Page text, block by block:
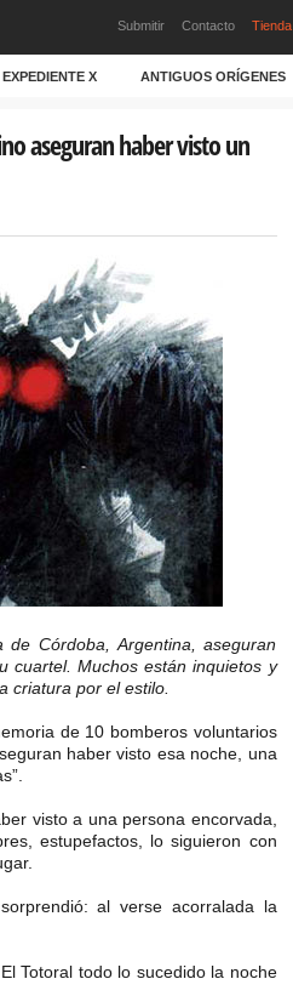
Submitir Contacto Tienda
EXPEDIENTE X ANTIGUOS ORÍGENES
aseguran haber visto un
Córdoba, Argentina, aseguran
cuartel. Muchos están inquietos y
criatura por el estilo.
de 10 bomberos voluntarios
haber visto esa noche, una
visto a una persona encorvada,
estupefactos, lo siguieron con
al verse acorralada la
Totoral todo lo sucedido la noche